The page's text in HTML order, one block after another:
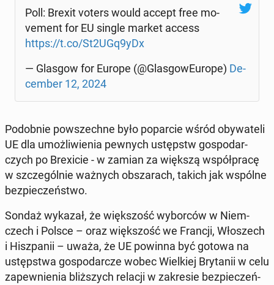
Poll: Brexit voters would accept free mo­
ve­ment for EU single market access
https://t.co/St2UGq9yDx
— Glasgow for Europe (@Glas­go­wEu­ro­pe) De­
cem­ber 12, 2024
Po­dob­nie po­wszech­ne było po­par­cie wśród oby­wa­te­li
UE dla umoż­li­wie­nia pewnych ustępstw go­spo­dar­
czych po Bre­xi­cie - w zamian za większą współ­pra­cę
w szcze­gól­nie ważnych ob­sza­rach, takich jak wspólne
bez­pie­czeń­stwo.
Sondaż wykazał, że więk­szość wy­bor­ców w Niem­
czech i Polsce – oraz więk­szość we Francji, Wło­szech
i Hisz­pa­nii – uważa, że ​​UE powinna być gotowa na
ustęp­stwa go­spo­dar­cze wobec Wiel­kiej Bry­ta­nii w celu
za­pew­nie­nia bliż­szych relacji w za­kre­sie bez­pie­czeń­